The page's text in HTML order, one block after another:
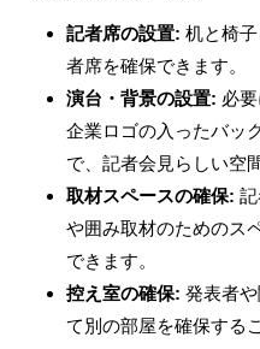
記者席の設置: 机と椅
者席を確保できます。
演台・背景の設置: 必
企業ロゴの入ったバッ
で、記者会見らしい空
取材スペースの確保:
や囲み取材のためのス
できます。
控え室の確保: 発表者
て別の部屋を確保する